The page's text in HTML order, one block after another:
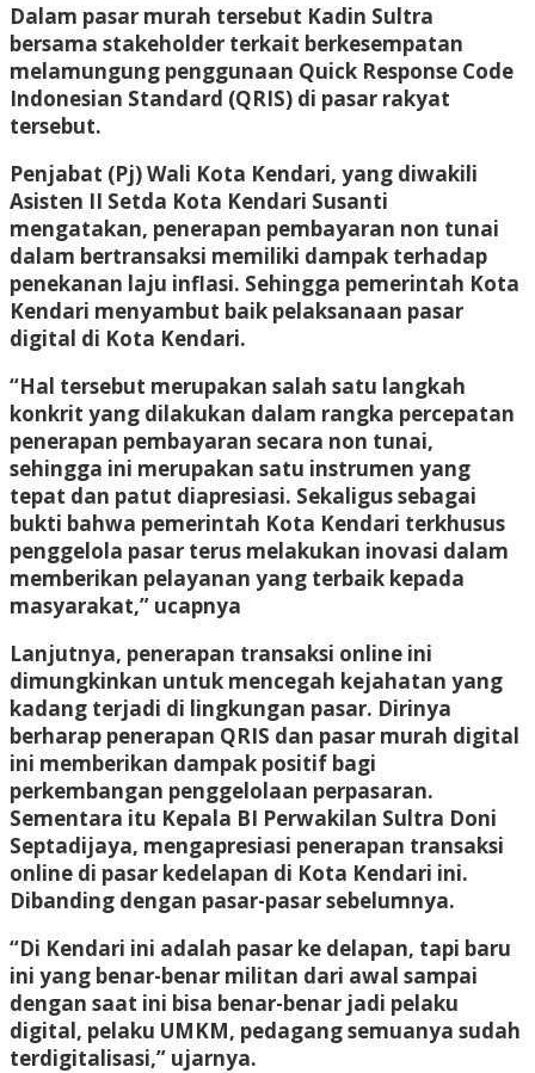
Dalam pasar murah tersebut Kadin Sultra
bersama stakeholder terkait berkesempatan
melamungung penggunaan Quick Response Code
Indonesian Standard (QRIS) di pasar rakyat
tersebut.
Penjabat (Pj) Wali Kota Kendari, yang diwakili
Asisten II Setda Kota Kendari Susanti
mengatakan, penerapan pembayaran non tunai
dalam bertransaksi memiliki dampak terhadap
penekanan laju inflasi. Sehingga pemerintah Kota
Kendari menyambut baik pelaksanaan pasar
digital di Kota Kendari.
“Hal tersebut merupakan salah satu langkah
konkrit yang dilakukan dalam rangka percepatan
penerapan pembayaran secara non tunai,
sehingga ini merupakan satu instrumen yang
tepat dan patut diapresiasi. Sekaligus sebagai
bukti bahwa pemerintah Kota Kendari terkhusus
penggelola pasar terus melakukan inovasi dalam
memberikan pelayanan yang terbaik kepada
masyarakat,” ucapnya
Lanjutnya, penerapan transaksi online ini
dimungkinkan untuk mencegah kejahatan yang
kadang terjadi di lingkungan pasar. Dirinya
berharap penerapan QRIS dan pasar murah digital
ini memberikan dampak positif bagi
perkembangan penggelolaan perpasaran.
Sementara itu Kepala BI Perwakilan Sultra Doni
Septadijaya, mengapresiasi penerapan transaksi
online di pasar kedelapan di Kota Kendari ini.
Dibanding dengan pasar-pasar sebelumnya.
“Di Kendari ini adalah pasar ke delapan, tapi baru
ini yang benar-benar militan dari awal sampai
dengan saat ini bisa benar-benar jadi pelaku
digital, pelaku UMKM, pedagang semuanya sudah
terdigitalisasi,” ujarnya.